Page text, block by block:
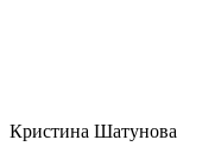
Кристина Шатунова